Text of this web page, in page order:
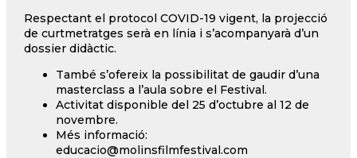
Respectant el protocol COVID-19 vigent, la projecció
de curtmetratges serà en línia i s’acompanyarà d’un
dossier didàctic.
També s’ofereix la possibilitat de gaudir d’una
masterclass a l’aula sobre el Festival.
Activitat disponible del 25 d’octubre al 12 de
novembre.
Més informació:
educacio@molinsfilmfestival.com